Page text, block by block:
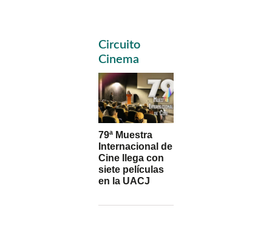
Primary
Sidebar
Circuito
Cinema
79ª Muestra
Internacional de
Cine llega con
siete películas
en la UACJ